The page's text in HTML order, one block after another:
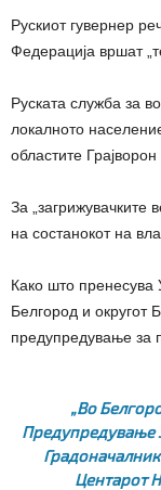
Рускиот гувернер
Федерација вршат
Руската служба за
локалното
областите
За „загрижувачките
на состанокот на
Како што
Белгород и округот
предупредување за
„Во
Предупредување
Центарот